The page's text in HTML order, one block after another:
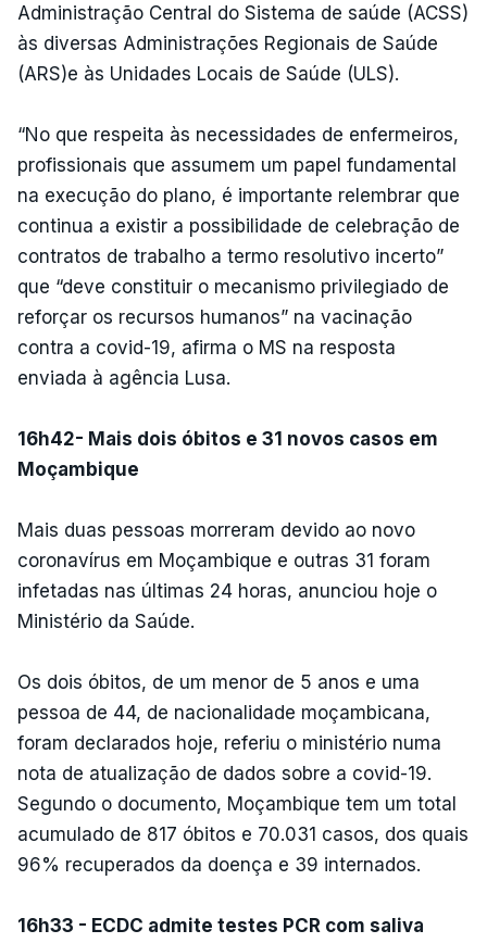
Administração Central do Sistema de saúde (ACSS)
às diversas Administrações Regionais de Saúde
(ARS)e às Unidades Locais de Saúde (ULS).
“No que respeita às necessidades de enfermeiros,
profissionais que assumem um papel fundamental
na execução do plano, é importante relembrar que
continua a existir a possibilidade de celebração de
contratos de trabalho a termo resolutivo incerto”
que “deve constituir o mecanismo privilegiado de
reforçar os recursos humanos” na vacinação
contra a covid-19, afirma o MS na resposta
enviada à agência Lusa.
16h42- Mais dois óbitos e 31 novos casos em
Moçambique
Mais duas pessoas morreram devido ao novo
coronavírus em Moçambique e outras 31 foram
infetadas nas últimas 24 horas, anunciou hoje o
Ministério da Saúde.
Os dois óbitos, de um menor de 5 anos e uma
pessoa de 44, de nacionalidade moçambicana,
foram declarados hoje, referiu o ministério numa
nota de atualização de dados sobre a covid-19.
Segundo o documento, Moçambique tem um total
acumulado de 817 óbitos e 70.031 casos, dos quais
96% recuperados da doença e 39 internados.
16h33 - ECDC admite testes PCR com saliva